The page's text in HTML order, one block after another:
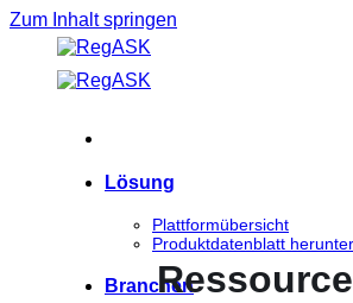
Zum Inhalt springen
Lösung
Plattformübersicht
Produktdatenblatt
Branchen